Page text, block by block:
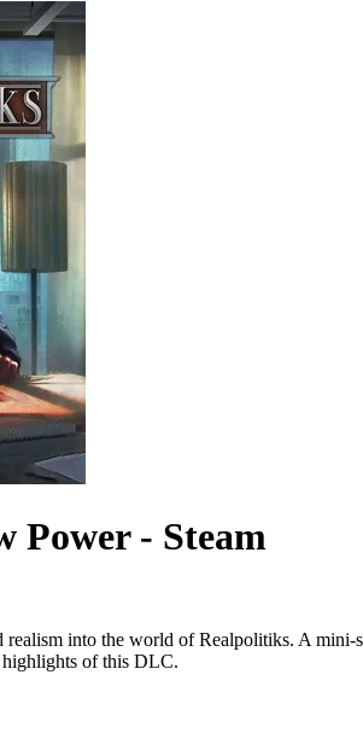
Power - Steam
into the world of Realpolitiks. A
highlights of this DLC.